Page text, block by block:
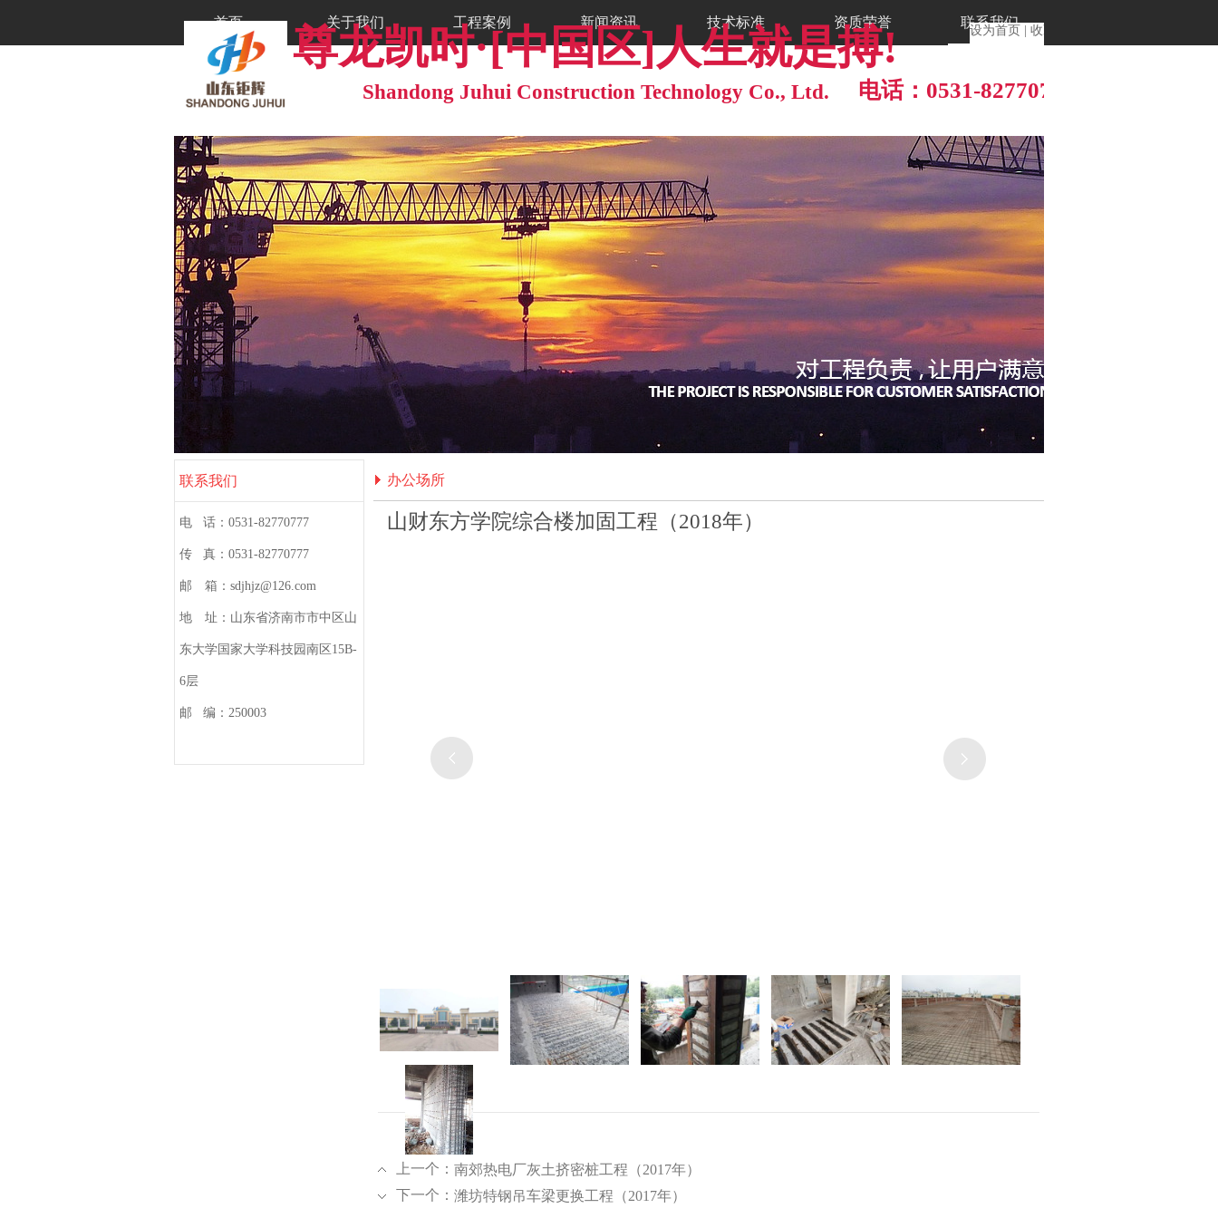
尊龙凯时·[中国区]人生就是搏!
Shandong Juhui Construction Technology Co., Ltd.
首页 关于我们 工程案例 新闻资讯 技术标准 资质荣誉 联系我们
工程案例 工程案例
设为首页 收藏本站
电话：0531-82770777
联系我们
电 话：0531-82770777
传 真：0531-82770777
邮 箱：sdjhjz@126.com
地 址：山东省济南市市中区山
东大学国家大学科技园南区15B-
6层
邮 编：250003
办公场所
山财东方学院综合楼加固工程（2018年）
上一个： 南郊热电厂灰土挤密桩工程（2017年）
下一个： 潍坊特钢吊车梁更换工程（2017年）